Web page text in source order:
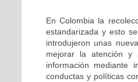
En Colombia la
estandarizada y esto
introdujeron unas
mejorar la atención y
información mediante
conductas y políticas